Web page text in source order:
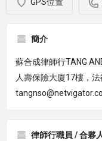
簡介
蘇合成律師行TANG
人壽保險大廈17樓，
律師行職員 / 合夥